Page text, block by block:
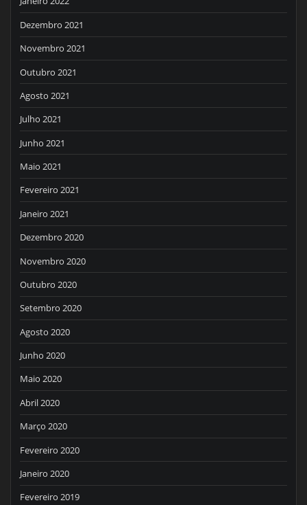
Dezembro 2021
Novembro 2021
Outubro 2021
Agosto 2021
Julho 2021
Junho 2021
Maio 2021
Fevereiro 2021
Janeiro 2021
Dezembro 2020
Novembro 2020
Outubro 2020
Setembro 2020
Agosto 2020
Junho 2020
Maio 2020
Abril 2020
Março 2020
Fevereiro 2020
Janeiro 2020
Fevereiro 2019